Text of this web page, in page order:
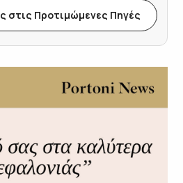
στις Προτιμώμενες Πηγές